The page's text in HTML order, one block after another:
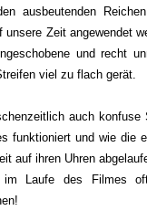
ausbeutenden
Zeit angewendet
und recht
viel zu flach gerät.
auch
und wie die
auf ihren Uhren
Laufe des Filmes